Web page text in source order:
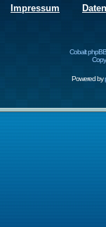
Impressum
Cobalt
Powered by